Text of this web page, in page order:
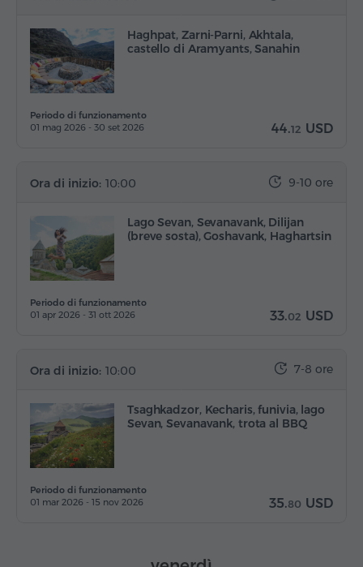
Haghpat, Zarni-Parni, Akhtala,
castello di Aramyants, Sanahin
44.12 USD
Periodo di funzionamento
01 mag 2026 - 30 set 2026
Lago Sevan, Sevanavank, Dilijan
(breve sosta), Goshavank, Haghartsin
9-10 ore
Ora di inizio: 10:00
33.02 USD
Periodo di funzionamento
01 apr 2026 - 31 ott 2026
Tsaghkadzor, Kecharis, funivia, lago
Sevan, Sevanavank, trota al BBQ
7-8 ore
Ora di inizio: 10:00
35.80 USD
Periodo di funzionamento
01 mar 2026 - 15 nov 2026